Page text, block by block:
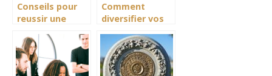
Conseils pour
reussir une
Comment
diversifier vos
linkedin pour
attirer plus
d’attention